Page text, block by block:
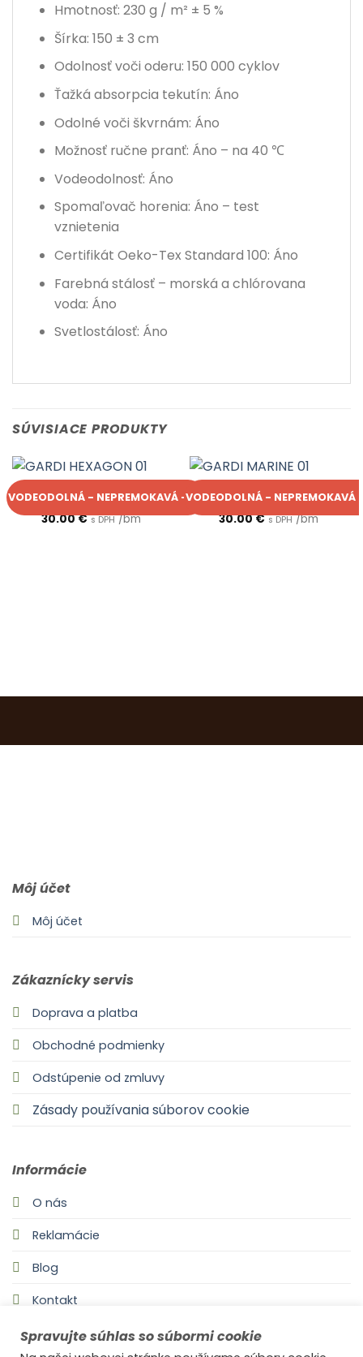
Hmotnosť: 230 g / m² ± 5 %
Šírka: 150 ± 3 cm
Odolnosť voči oderu: 150 000 cyklov
Ťažká absorpcia tekutín: Áno
Odolné voči škvrnám: Áno
Možnosť ručne pranť: Áno – na 40 ℃
Vodeodolnosť: Áno
Spomaľovač horenia: Áno – test
vznietenia
Certifikát Oeko-Tex Standard 100: Áno
Farebná stálosť – morská a chlórovana
voda: Áno
Svetlostálosť: Áno
SÚVISIACE PRODUKTY
VODEODOLNÁ - NEPREMOKAVÁ - UV
GARDI
GARDI HEXAGON 01
30.00€ s DPH/bm
VODEODOLNÁ - NEPREMOKAVÁ
GARDI
GARDI MARINE 01
30.00€ s DPH/bm
Môj účet
Môj účet
Zákaznícky servis
Doprava a platba
Obchodné podmienky
Odstúpenie od zmluvy
Zásady používania súborov cookie
Informácie
O nás
Reklamácie
Blog
Kontakt
Spravujte súhlas so súbormi cookie